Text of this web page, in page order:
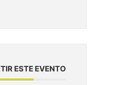
ESTE EVENTO